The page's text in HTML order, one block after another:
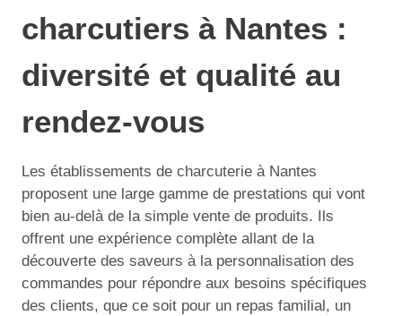
charcutiers à Nantes :
diversité et qualité au
rendez-vous
Les établissements de charcuterie à Nantes
proposent une large gamme de prestations qui vont
bien au-delà de la simple vente de produits. Ils
offrent une expérience complète allant de la
découverte des saveurs à la personnalisation des
commandes pour répondre aux besoins spécifiques
des clients, que ce soit pour un repas familial, un